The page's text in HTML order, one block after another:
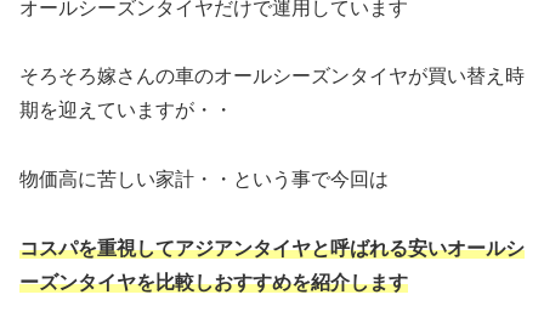
オールシーズンタイヤだけで運用しています
そろそろ嫁さんの車のオールシーズンタイヤが買い替え時
期を迎えていますが・・
物価高に苦しい家計・・という事で今回は
コスパを重視してアジアンタイヤと呼ばれる安いオールシ
ーズンタイヤを比較しおすすめを紹介します